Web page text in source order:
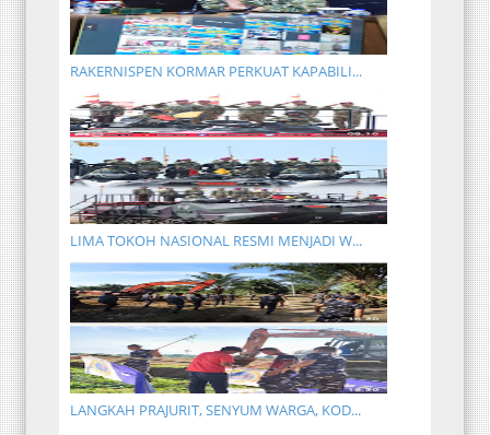
RAKERNISPEN KORMAR PERKUAT KAPABILI...
LIMA TOKOH NASIONAL RESMI MENJADI W...
LANGKAH PRAJURIT, SENYUM WARGA, KOD...